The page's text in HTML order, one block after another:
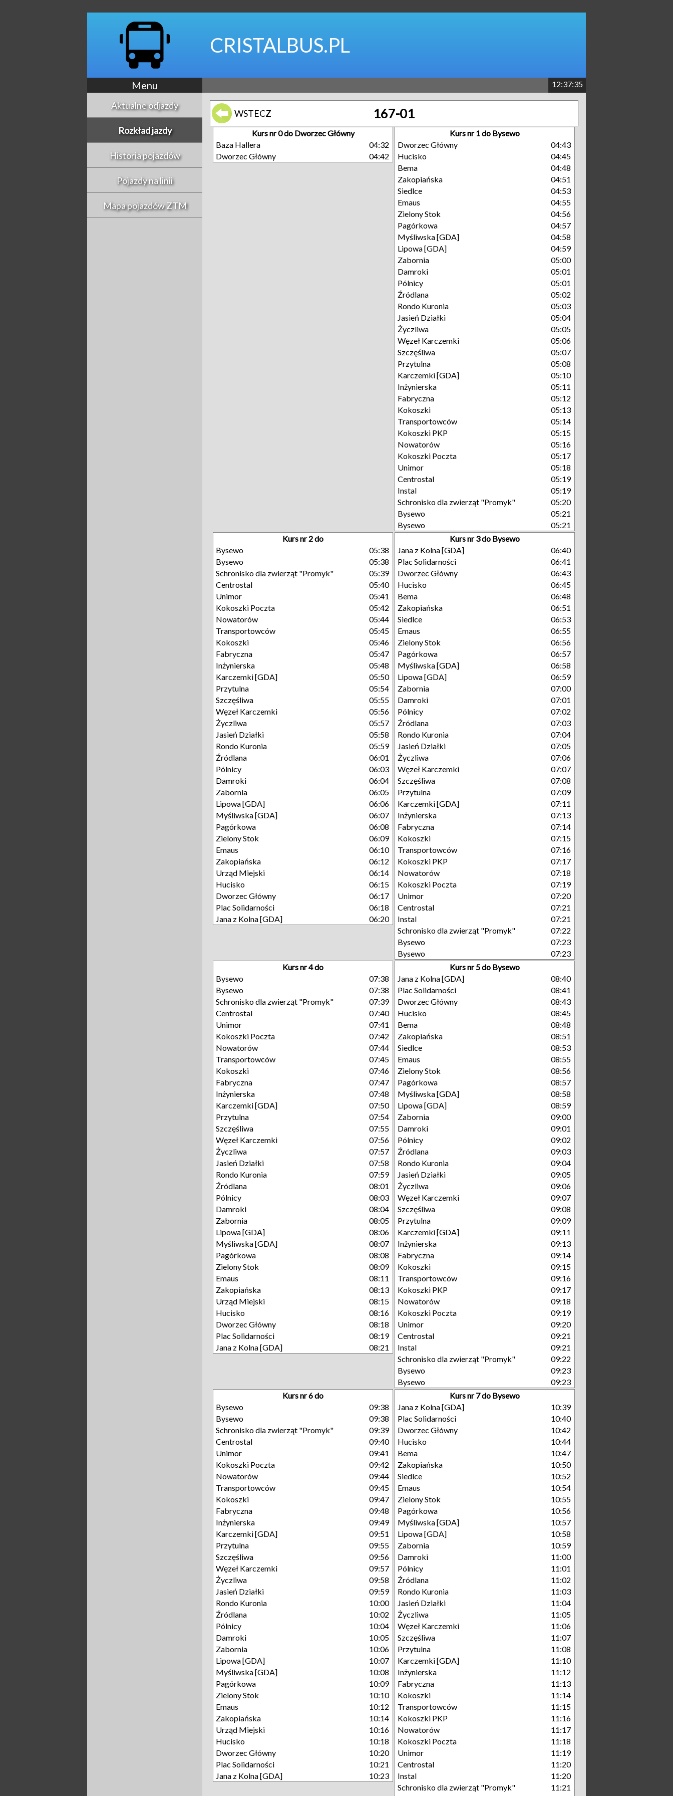
CRISTALBUS.PL
Menu 12:37:36
Aktualne odjazdy
Rozkład jazdy
Historia pojazdów
Pojazdy na linii
Mapa pojazdów ZTM
WSTECZ 167-01
Kurs nr 0 do Dworzec Główny
Baza Hallera
04:32
Dworzec Główny
04:42
Kurs nr 1 do Bysewo
Dworzec Główny
04:43
Hucisko
04:45
Bema
04:48
Zakopiańska
04:51
Siedlce
04:53
Emaus
04:55
Zielony Stok
04:56
Pagórkowa
04:57
Myśliwska [GDA]
04:58
Lipowa [GDA]
04:59
Zabornia
05:00
Damroki
05:01
Pólnicy
05:01
Źródlana
05:02
Rondo Kuronia
05:03
Jasień Działki
05:04
Życzliwa
05:05
Węzeł Karczemki
05:06
Szczęśliwa
05:07
Przytulna
05:08
Karczemki [GDA]
05:10
Inżynierska
05:11
Fabryczna
05:12
Kokoszki
05:13
Transportowców
05:14
Kokoszki PKP
05:15
Nowatorów
05:16
Kokoszki Poczta
05:17
Unimor
05:18
Centrostal
05:19
Instal
05:19
Schronisko dla zwierząt "Promyk"
05:20
Bysewo
05:21
Bysewo
05:21
Kurs nr 2 do
Bysewo
05:38
Bysewo
05:38
Schronisko dla zwierząt "Promyk"
05:39
Centrostal
05:40
Unimor
05:41
Kokoszki Poczta
05:42
Nowatorów
05:44
Transportowców
05:45
Kokoszki
05:46
Fabryczna
05:47
Inżynierska
05:48
Karczemki [GDA]
05:50
Przytulna
05:54
Szczęśliwa
05:55
Węzeł Karczemki
05:56
Życzliwa
05:57
Jasień Działki
05:58
Rondo Kuronia
05:59
Źródlana
06:01
Pólnicy
06:03
Damroki
06:04
Zabornia
06:05
Lipowa [GDA]
06:06
Myśliwska [GDA]
06:07
Pagórkowa
06:08
Zielony Stok
06:09
Emaus
06:10
Zakopiańska
06:12
Urząd Miejski
06:14
Hucisko
06:15
Dworzec Główny
06:17
Plac Solidarności
06:18
Jana z Kolna [GDA]
06:20
Kurs nr 3 do Bysewo
Jana z Kolna [GDA]
06:40
Plac Solidarności
06:41
Dworzec Główny
06:43
Hucisko
06:45
Bema
06:48
Zakopiańska
06:51
Siedlce
06:53
Emaus
06:55
Zielony Stok
06:56
Pagórkowa
06:57
Myśliwska [GDA]
06:58
Lipowa [GDA]
06:59
Zabornia
07:00
Damroki
07:01
Pólnicy
07:02
Źródlana
07:03
Rondo Kuronia
07:04
Jasień Działki
07:05
Życzliwa
07:06
Węzeł Karczemki
07:07
Szczęśliwa
07:08
Przytulna
07:09
Karczemki [GDA]
07:11
Inżynierska
07:13
Fabryczna
07:14
Kokoszki
07:15
Transportowców
07:16
Kokoszki PKP
07:17
Nowatorów
07:18
Kokoszki Poczta
07:19
Unimor
07:20
Centrostal
07:21
Instal
07:21
Schronisko dla zwierząt "Promyk"
07:22
Bysewo
07:23
Bysewo
07:23
Kurs nr 4 do
Bysewo
07:38
Bysewo
07:38
Schronisko dla zwierząt "Promyk"
07:39
Centrostal
07:40
Unimor
07:41
Kokoszki Poczta
07:42
Nowatorów
07:44
Transportowców
07:45
Kokoszki
07:46
Fabryczna
07:47
Inżynierska
07:48
Karczemki [GDA]
07:50
Przytulna
07:54
Szczęśliwa
07:55
Węzeł Karczemki
07:56
Życzliwa
07:57
Jasień Działki
07:58
Rondo Kuronia
07:59
Źródlana
08:01
Pólnicy
08:03
Damroki
08:04
Zabornia
08:05
Lipowa [GDA]
08:06
Myśliwska [GDA]
08:07
Pagórkowa
08:08
Zielony Stok
08:09
Emaus
08:11
Zakopiańska
08:13
Urząd Miejski
08:15
Hucisko
08:16
Dworzec Główny
08:18
Plac Solidarności
08:19
Jana z Kolna [GDA]
08:21
Kurs nr 5 do Bysewo
Jana z Kolna [GDA]
08:40
Plac Solidarności
08:41
Dworzec Główny
08:43
Hucisko
08:45
Bema
08:48
Zakopiańska
08:51
Siedlce
08:53
Emaus
08:55
Zielony Stok
08:56
Pagórkowa
08:57
Myśliwska [GDA]
08:58
Lipowa [GDA]
08:59
Zabornia
09:00
Damroki
09:01
Pólnicy
09:02
Źródlana
09:03
Rondo Kuronia
09:04
Jasień Działki
09:05
Życzliwa
09:06
Węzeł Karczemki
09:07
Szczęśliwa
09:08
Przytulna
09:09
Karczemki [GDA]
09:11
Inżynierska
09:13
Fabryczna
09:14
Kokoszki
09:15
Transportowców
09:16
Kokoszki PKP
09:17
Nowatorów
09:18
Kokoszki Poczta
09:19
Unimor
09:20
Centrostal
09:21
Instal
09:21
Schronisko dla zwierząt "Promyk"
09:22
Bysewo
09:23
Bysewo
09:23
Kurs nr 6 do
Bysewo
09:38
Bysewo
09:38
Schronisko dla zwierząt "Promyk"
09:39
Centrostal
09:40
Unimor
09:41
Kokoszki Poczta
09:42
Nowatorów
09:44
Transportowców
09:45
Kokoszki
09:47
Fabryczna
09:48
Inżynierska
09:49
Karczemki [GDA]
09:51
Przytulna
09:55
Szczęśliwa
09:56
Węzeł Karczemki
09:57
Życzliwa
09:58
Jasień Działki
09:59
Rondo Kuronia
10:00
Źródlana
10:02
Pólnicy
10:04
Damroki
10:05
Zabornia
10:06
Lipowa [GDA]
10:07
Myśliwska [GDA]
10:08
Pagórkowa
10:09
Zielony Stok
10:10
Emaus
10:12
Zakopiańska
10:14
Urząd Miejski
10:16
Hucisko
10:18
Dworzec Główny
10:20
Plac Solidarności
10:21
Jana z Kolna [GDA]
10:23
Kurs nr 7 do Bysewo
Jana z Kolna [GDA]
10:39
Plac Solidarności
10:40
Dworzec Główny
10:42
Hucisko
10:44
Bema
10:47
Zakopiańska
10:50
Siedlce
10:52
Emaus
10:54
Zielony Stok
10:55
Pagórkowa
10:56
Myśliwska [GDA]
10:57
Lipowa [GDA]
10:58
Zabornia
10:59
Damroki
11:00
Pólnicy
11:01
Źródlana
11:02
Rondo Kuronia
11:03
Jasień Działki
11:04
Życzliwa
11:05
Węzeł Karczemki
11:06
Szczęśliwa
11:07
Przytulna
11:08
Karczemki [GDA]
11:10
Inżynierska
11:12
Fabryczna
11:13
Kokoszki
11:14
Transportowców
11:15
Kokoszki PKP
11:16
Nowatorów
11:17
Kokoszki Poczta
11:18
Unimor
11:19
Centrostal
11:20
Instal
11:20
Schronisko dla zwierząt "Promyk"
11:21